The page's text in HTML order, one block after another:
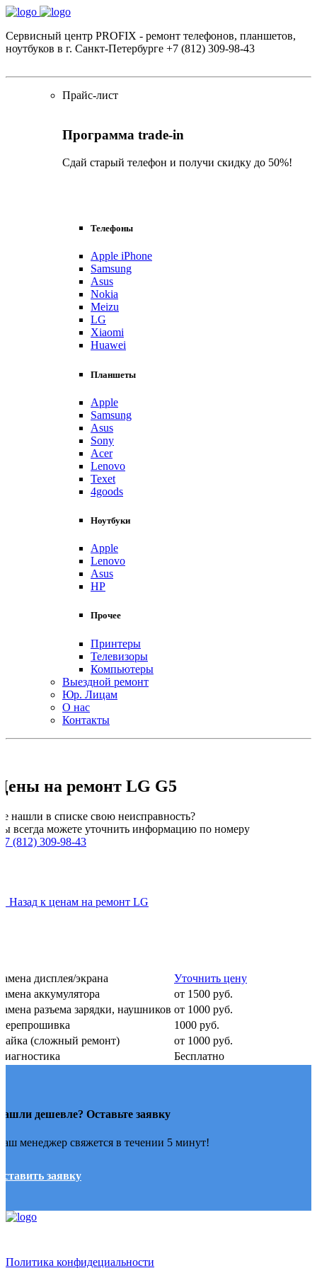
Сервисный центр PROFIX - ремонт телефонов, планшетов,
ноутбуков в г. Санкт-Петербурге +7 (812) 309-98-43
Прайс-лист
Программа trade-in
Сдай старый телефон и получи скидку до 50%!
Телефоны
Apple iPhone
Samsung
Asus
Nokia
Meizu
LG
Xiaomi
Huawei
Планшеты
Apple
Samsung
Asus
Sony
Acer
Lenovo
Texet
4goods
Ноутбуки
Apple
Lenovo
Asus
HP
Прочее
Принтеры
Телевизоры
Компьютеры
Выездной ремонт
Юр. Лицам
О нас
Контакты
на ремонт LG G5
нашли в списке свою неисправность?
всегда можете уточнить информацию по номеру
7 (812) 309-98-43
Назад к ценам на ремонт LG
дисплея/экрана
Уточнить цену
аккумулятора
от 1500 руб.
разъема зарядки, наушников от 1000 руб.
1000 руб.
(сложный ремонт)
от 1000 руб.
Бесплатно
дешевле? Оставьте заявку
менеджер свяжется в течении 5 минут!
заявку
Политика конфидециальности